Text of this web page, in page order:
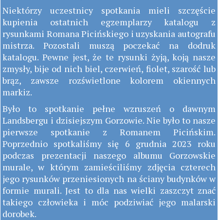
Niektórzy uczestnicy spotkania mieli szczęście
kupienia ostatnich egzemplarzy katalogu z
rysunkami Romana Picińskiego i uzyskania autografu
mistrza. Pozostali muszą poczekać na dodruk
katalogu. Pewne jest, że te rysunki żyją, koją nasze
zmysły, bije od nich biel, czerwień, fiolet, szarość lub
brąz, zawsze rozświetlone kolorem okiennych
markiz.
Było to spotkanie pełne wzruszeń o dawnym
Landsbergu i dzisiejszym Gorzowie. Nie było to nasze
pierwsze spotkanie z Romanem Picińskim.
Poprzednio spotkaliśmy się 6 grudnia 2023 roku
podczas prezentacji naszego albumu Gorzowskie
murale, w którym zamieściliśmy zdjęcia czterech
jego rysunków przeniesionych na ściany budynków w
formie murali. Jest to dla nas wielki zaszczyt znać
takiego człowieka i móc podziwiać jego malarski
dorobek.